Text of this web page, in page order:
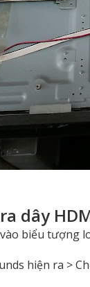
dây
biểu tượng
hiện ra >